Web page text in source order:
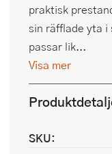
praktisk
sin räfflade yta
passar lik...
Visa mer
SKU: